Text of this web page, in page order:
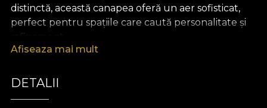
distinctă, această canapea oferă un aer sofisticat,
perfect pentru spațiile care caută personalitate și
rafinament.
echilibrate, cusături fine și o tapițerie din catifea
premium, plăcută la atingere. Structura din lemn
Afiseaza mai mult
DETALII